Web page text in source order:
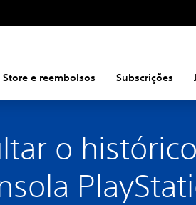
Store e reembolsos Subscrições
o